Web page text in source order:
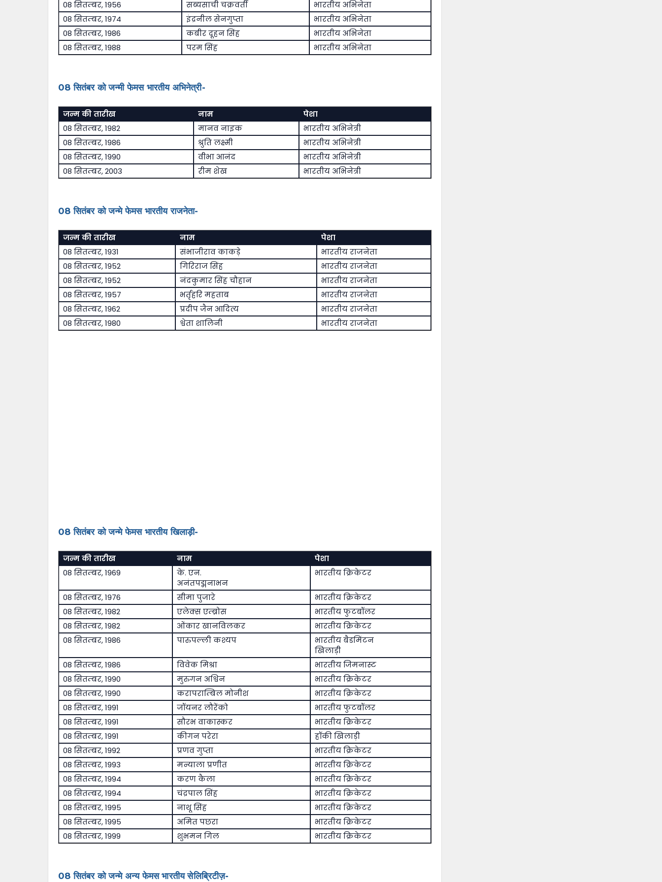
08 सितम्बर, 1956
सब्यसाची चक्रवर्ती
भारतीय अभिनेता
08 सितम्बर, 1974
इंद्रनील सेनगुप्ता
भारतीय अभिनेता
08 सितम्बर, 1986
कबीर दूहन सिंह
भारतीय अभिनेता
08 सितम्बर, 1988
परम सिंह भारतीय अभिनेता
08 सितंबर को जन्मी फेमस भारतीय अभिनेत्री-
जन्म की तारीख नाम
पेशा
08 सितम्बर, 1982
मानव नाइक
भारतीय अभिनेत्री
08 सितम्बर, 1986
श्रुति लक्ष्मी
भारतीय अभिनेत्री
08 सितम्बर, 1990
वीभा आनंद
भारतीय अभिनेत्री
08 सितम्बर, 2003
रीम शेख भारतीय अभिनेत्री
08 सितंबर को जन्मे फेमस भारतीय राजनेता-
जन्म की तारीख नाम
पेशा
08 सितम्बर, 1931
संभाजीराव काकड़े
भारतीय राजनेता
08 सितम्बर, 1952
गिरिराज सिंह
भारतीय राजनेता
08 सितम्बर, 1952
नंदकुमार सिंह चौहान
भारतीय राजनेता
08 सितम्बर, 1957
भर्तृहरि महताब
भारतीय राजनेता
08 सितम्बर, 1962
प्रदीप जैन आदित्य
भारतीय राजनेता
08 सितम्बर, 1980
श्वेता शालिनी भारतीय राजनेता
08 सितंबर को जन्मे फेमस भारतीय खिलाड़ी-
जन्म की तारीख नाम
पेशा
08 सितम्बर, 1969
के. एन.
अनंतपद्मनाभन
भारतीय क्रिकेटर
08 सितम्बर, 1976 सीमा पुजारे
भारतीय क्रिकेटर
08 सितम्बर, 1982
एलेक्स एम्ब्रोस
भारतीय फुटबॉलर
08 सितम्बर, 1982
ओंकार खानविलकर
भारतीय क्रिकेटर
08 सितम्बर, 1986
पारुपल्ली कश्यप
भारतीय बैडमिंटन
खिलाड़ी
08 सितम्बर, 1986
विवेक मिश्रा
भारतीय जिमनास्ट
08 सितम्बर, 1990
मुरुगन अश्विन
भारतीय क्रिकेटर
08 सितम्बर, 1990
करापराम्बिल मोनीश
भारतीय क्रिकेटर
08 सितम्बर, 1991
जॉयनर लौरेंको
भारतीय फुटबॉलर
08 सितम्बर, 1991
सौरभ वाकास्कर
भारतीय क्रिकेटर
08 सितम्बर, 1991
कीगन परेरा
हॉकी खिलाड़ी
08 सितम्बर, 1992
प्रणव गुप्ता
भारतीय क्रिकेटर
08 सितम्बर, 1993
मन्याला प्रणीत
भारतीय क्रिकेटर
08 सितम्बर, 1994
करण कैला
भारतीय क्रिकेटर
08 सितम्बर, 1994
चंद्रपाल सिंह
भारतीय क्रिकेटर
08 सितम्बर, 1995
नाथू सिंह
भारतीय क्रिकेटर
08 सितम्बर, 1995
अमित पछरा
भारतीय क्रिकेटर
08 सितम्बर, 1999
शुभमन गिल भारतीय क्रिकेटर
08 सितंबर को जन्मे अन्य फेमस भारतीय सेलिब्रिटीज़-